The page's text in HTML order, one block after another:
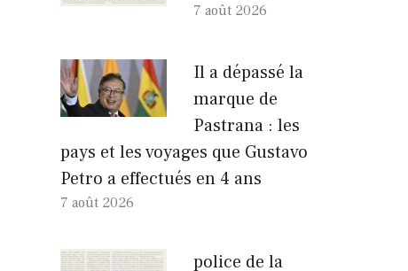
7 août 2026
Il a dépassé la
marque de
Pastrana : les
pays et les voyages que Gustavo
Petro a effectués en 4 ans
7 août 2026
police de la